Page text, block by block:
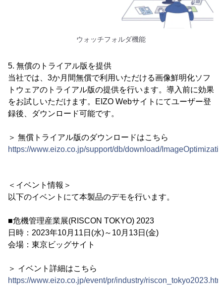
ウォッチフォルダ機能
5. 無償のトライアル版を提供
当社では、3か月間無償で利用いただける画像鮮明化ソフ
トウェアのトライアル版の提供を行います。導入前に効果
をお試しいただけます。EIZO Webサイトにてユーザー登
録後、ダウンロード可能です。
＞ 無償トライアル版のダウンロードはこちら
https://www.eizo.co.jp/support/db/download/
＜イベント情報＞
以下のイベントにて本製品のデモを行います。
■危機管理産業展(RISCON TOKYO) 2023
日時：2023年10月11日(水)～10月13日(金)
会場：東京ビッグサイト
＞ イベント詳細はこちら
https://www.eizo.co.jp/event/pr/industry/